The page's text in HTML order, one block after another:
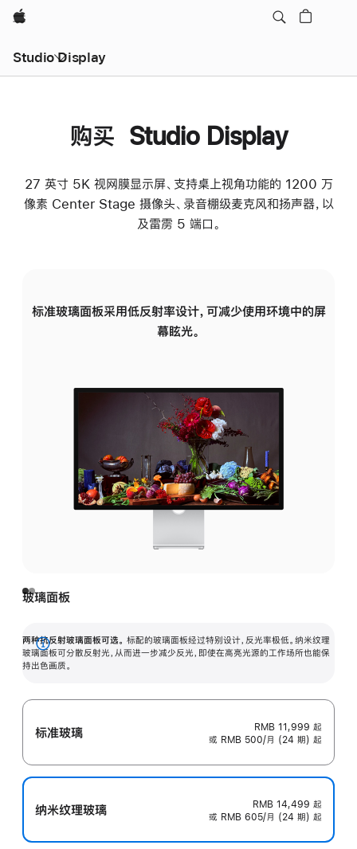
Apple
Studio Display
购买 Studio Display
27 英寸 5K 视网膜显示屏、支持桌上视角功能的 1200 万
像素 Center Stage 摄像头、录音棚级麦克风和扬声器，以
及雷雳 5 端口。
标准玻璃面板采用低反射率设计，可减少使用环境中的屏
幕眩光。
玻璃面板
两种抗反射玻璃面板可选。 标配的玻璃面板经过特别设计，反光率极低。纳米纹理
玻璃面板可分散反射光，从而进一步减少反光，即使在高亮光源的工作场所也能保
持出色画质。
展
开
标准玻璃 RMB 11,999 起
或 RMB 500/月 (24 期) 起
纳米纹理玻璃 RMB 14,499 起
或 RMB 605/月 (24 期) 起